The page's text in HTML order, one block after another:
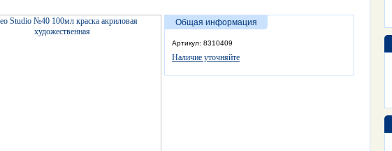
Общая информация
Артикул: 8310409
Наличие уточняйте